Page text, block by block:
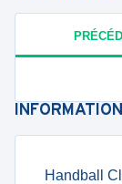
Handball